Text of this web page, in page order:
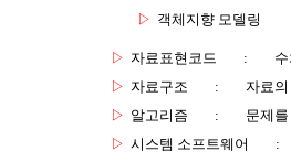
▷ 객체지향 모델링
▷ 자료표현코드 :
▷ 자료구조 :
자료
▷ 알고리즘 :
문제
▷ 시스템 소프트웨어 :